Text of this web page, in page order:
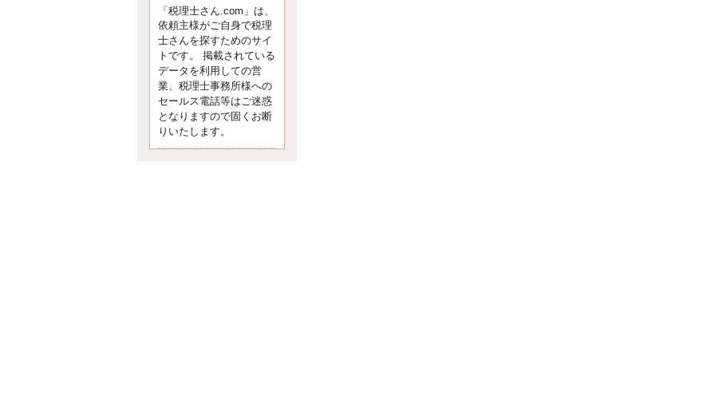
う 色んなことわざがありますが、無
意識に出ている身体のサイン。 心理
学では、ちゃんと意味があるようで
す。 疑問に思ったら考える 先日知り
合った方、初対面では何
更新:2017年5月1日(京都市下京区)
---------------------
内田敦税理士事務所
イクメン税理士による税金ブ
ログです。
「税理士さん.com」は、
依頼主様がご自身で税理
士さんを探すためのサイ
トです。 掲載されている
データを利用しての営
業、税理士事務所様への
セールス電話等はご迷惑
となりますので固くお断
りいたします。